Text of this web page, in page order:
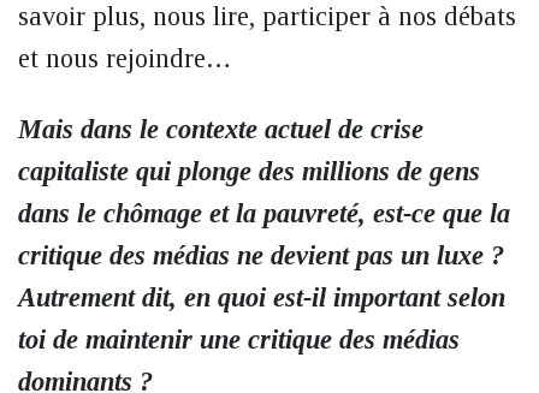
savoir plus, nous lire, participer à nos débats
et nous rejoindre…
Mais dans le contexte actuel de crise
capitaliste qui plonge des millions de gens
dans le chômage et la pauvreté, est-ce que la
critique des médias ne devient pas un luxe ?
Autrement dit, en quoi est-il important selon
toi de maintenir une critique des médias
dominants ?